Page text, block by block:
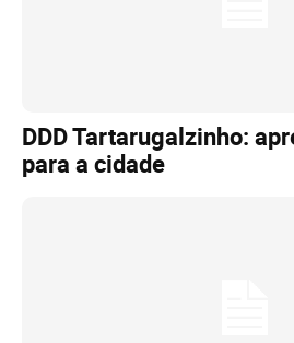
DDD Tartarugalzinho:
para a cidade